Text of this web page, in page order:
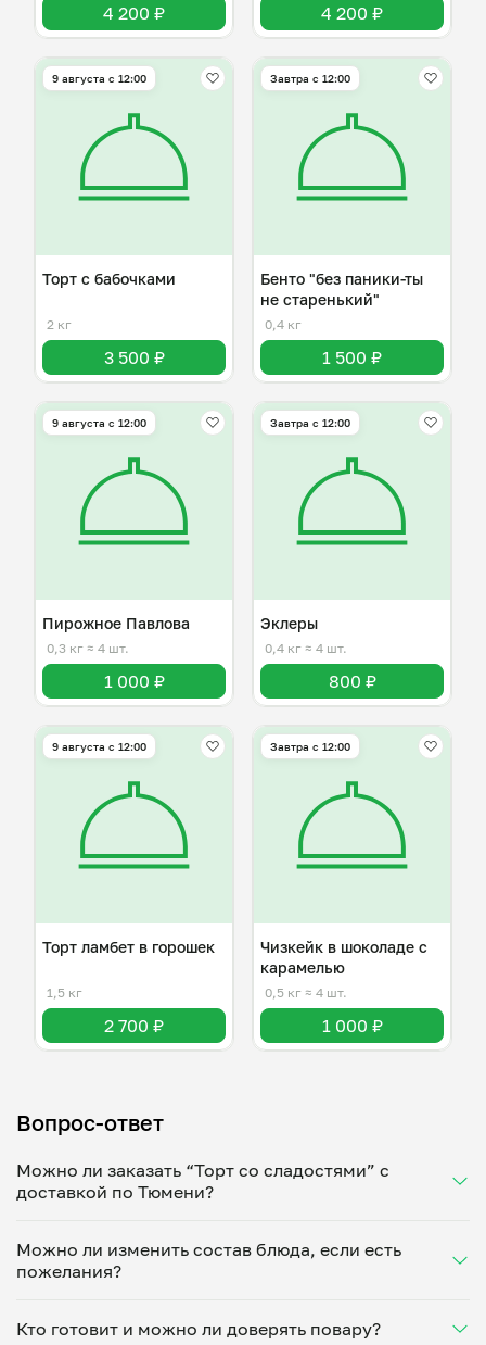
4 200 ₽ 4 200 ₽
9 августа с 12:00
Торт с бабочками
2 кг
3 500 ₽
Завтра c 12:00
Бенто "без паники-ты
не старенький"
0,4 кг
1 500 ₽
9 августа с 12:00
Пирожное Павлова
0,3 кг ≈ 4 шт.
1 000 ₽
Завтра c 12:00
Эклеры
0,4 кг ≈ 4 шт.
800 ₽
9 августа с 12:00
Торт ламбет в горошек
1,5 кг
2 700 ₽
Завтра c 12:00
Чизкейк в шоколаде с
карамелью
0,5 кг ≈ 4 шт.
1 000 ₽
Вопрос-ответ
Можно ли заказать “Торт со сладостями” с
доставкой по Тюмени?
Укажите удобное время — и получите свежее
домашнее блюдо в большой порции прямо с плиты.
минут. Статус заказа отслеживайте в личном
кабинете, а с поваром можно связаться напрямую в
Можно ли изменить состав блюда, если есть
пожелания?
блюдо под ваши предпочтения: уберет специи,
Кто готовит и можно ли доверять повару?